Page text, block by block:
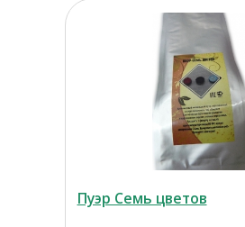
Пуэр Семь цветов